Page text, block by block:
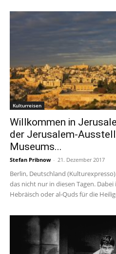
Kulturreisen
Willkommen in
der Jerusalem-
Museums...
Stefan Pribnow - 21. Dezember 2017
Berlin, Deutschland
das nicht nur in diesen Tagen. Dabei
Hebräisch oder al-Quds für die